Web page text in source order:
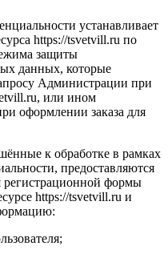
устанавливает
https://tsvetvill.ru по
защиты
данных, которые
Администрации при
или ином
оформлении заказа для
к обработке в рамках
предоставляются
регистрационной формы
https://tsvetvill.ru и